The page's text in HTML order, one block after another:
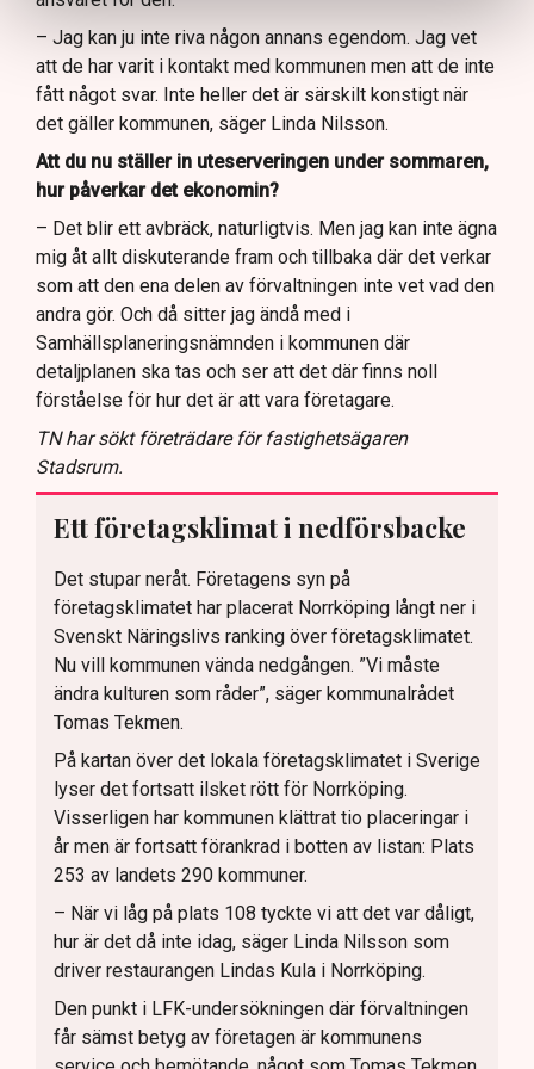
– Jag kan ju inte riva någon annans egendom. Jag vet
att de har varit i kontakt med kommunen men att de inte
fått något svar. Inte heller det är särskilt konstigt när
det gäller kommunen, säger Linda Nilsson.
Att du nu ställer in uteserveringen under sommaren,
hur påverkar det ekonomin?
– Det blir ett avbräck, naturligtvis. Men jag kan inte ägna
mig åt allt diskuterande fram och tillbaka där det verkar
som att den ena delen av förvaltningen inte vet vad den
andra gör. Och då sitter jag ändå med i
Samhällsplaneringsnämnden i kommunen där
detaljplanen ska tas och ser att det där finns noll
förståelse för hur det är att vara företagare.
TN har sökt företrädare för fastighetsägaren
Stadsrum.
Ett företagsklimat i nedförsbacke
Det stupar neråt. Företagens syn på
företagsklimatet har placerat Norrköping långt ner i
Svenskt Näringslivs ranking över företagsklimatet.
Nu vill kommunen vända nedgången. ”Vi måste
ändra kulturen som råder”, säger kommunalrådet
Tomas Tekmen.
På kartan över det lokala företagsklimatet i Sverige
lyser det fortsatt ilsket rött för Norrköping.
Visserligen har kommunen klättrat tio placeringar i
år men är fortsatt förankrad i botten av listan: Plats
253 av landets 290 kommuner.
– När vi låg på plats 108 tyckte vi att det var dåligt,
hur är det då inte idag, säger Linda Nilsson som
driver restaurangen Lindas Kula i Norrköping.
Den punkt i LFK-undersökningen där förvaltningen
får sämst betyg av företagen är kommunens